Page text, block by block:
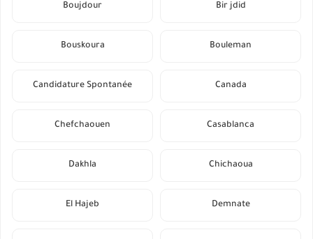
Bir jdid
Boujdour
Bouleman
Bouskoura
Canada
Candidature Spontanée
Casablanca
Chefchaouen
Chichaoua
Dakhla
Demnate
El Hajeb